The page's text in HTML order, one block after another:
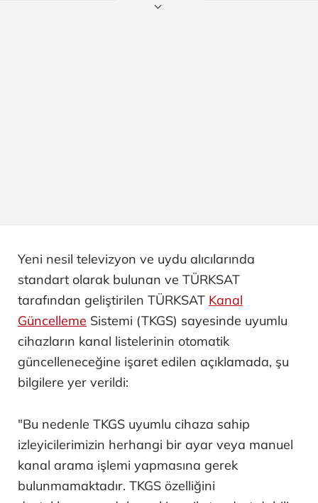
Yeni nesil televizyon ve uydu alıcılarında
standart olarak bulunan ve TÜRKSAT
tarafından geliştirilen TÜRKSAT Kanal
Güncelleme Sistemi (TKGS) sayesinde uyumlu
cihazların kanal listelerinin otomatik
güncelleneceğine işaret edilen açıklamada, şu
bilgilere yer verildi:
"Bu nedenle TKGS uyumlu cihaza sahip
izleyicilerimizin herhangi bir ayar veya manuel
kanal arama işlemi yapmasına gerek
bulunmamaktadır. TKGS özelliğini